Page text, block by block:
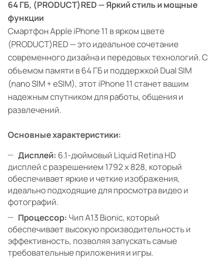
64 ГБ, (PRODUCT)RED — Яркий стиль и мощные
функции
Смартфон Apple iPhone 11 в ярком цвете
(PRODUCT)RED — это идеальное сочетание
современного дизайна и передовых технологий. С
объемом памяти в 64 ГБ и поддержкой Dual SIM
(nano SIM + eSIM), этот iPhone 11 станет вашим
надежным спутником для работы, общения и
развлечений.
Основные характеристики:
Дисплей: 6.1-дюймовый Liquid Retina HD
дисплей с разрешением 1792 x 828, который
обеспечивает яркие и четкие изображения,
идеально подходящие для просмотра видео и
фотографий.
Процессор: Чип A13 Bionic, который
обеспечивает высокую производительность и
эффективность, позволяя запускать самые
требовательные приложения и игры.